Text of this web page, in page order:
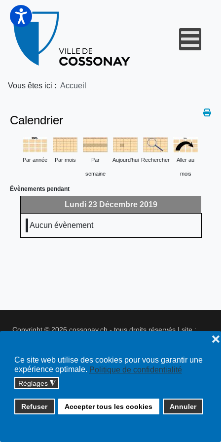
Ce site web utilise des cookies pour vous garantir une
expérience optimale. Politique de confidentialité
Réglages ◮
Refuser Accepter tous les cookies Annuler
❌
Vous êtes ici : Accueil
Calendrier
Par année Par mois Par
semaine
Aujourd'hui Rechercher Aller au
mois
Évènements pendant
Lundi 23 Décembre 2019
Aucun évènement
Copyright © 2026 cossonay.ch - tous droits réservés | site :
Plan du site